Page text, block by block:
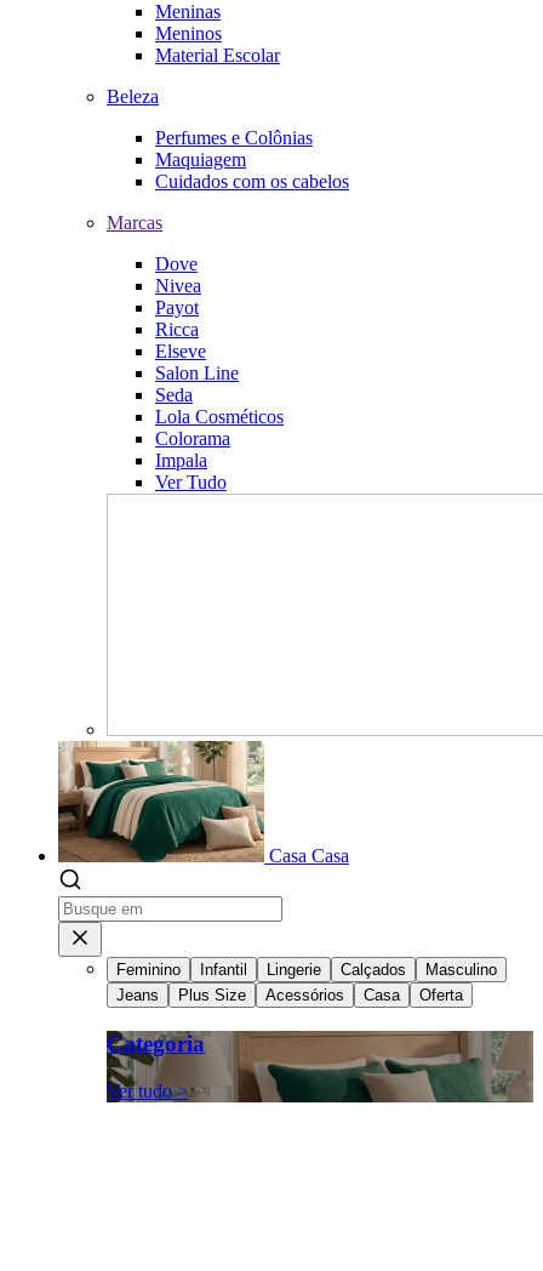
Meninas
Meninos
Material Escolar
Beleza
Perfumes e Colônias
Maquiagem
Cuidados com os cabelos
Marcas
Dove
Nivea
Payot
Ricca
Elseve
Salon Line
Seda
Lola Cosméticos
Colorama
Impala
Ver Tudo
Casa Casa
Feminino Infantil Lingerie Calçados
Masculino
Jeans
Plus Size Acessórios Casa Oferta
Categoria
Ver tudo >